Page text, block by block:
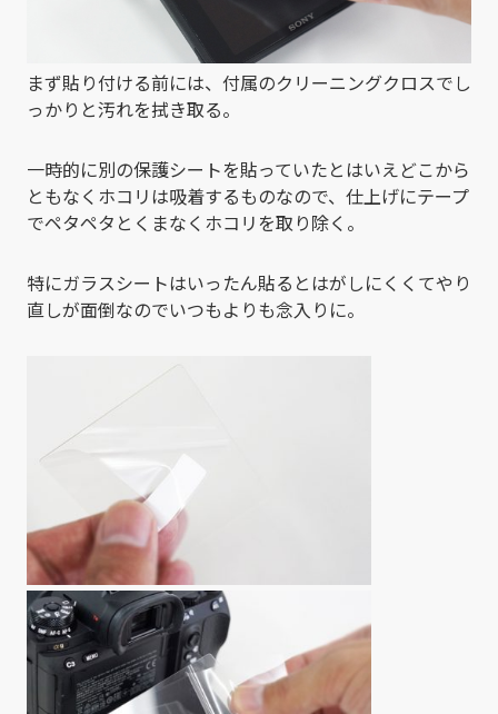
まず貼り付ける前には、付属のクリーニングクロスでし
っかりと汚れを拭き取る。
一時的に別の保護シートを貼っていたとはいえどこから
ともなくホコリは吸着するものなので、仕上げにテープ
でペタペタとくまなくホコリを取り除く。
特にガラスシートはいったん貼るとはがしにくくてやり
直しが面倒なのでいつもよりも念入りに。